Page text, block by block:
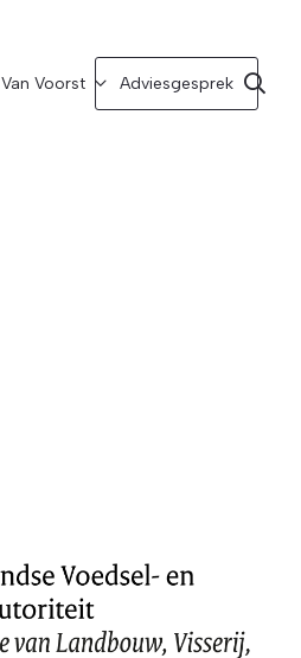
Voorst Adviesgesprek